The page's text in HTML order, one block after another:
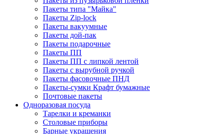
Пакеты типа "Майка"
Пакеты Zip-lock
Пакеты вакуумные
Пакеты дой-пак
Пакеты подарочные
Пакеты ПП
Пакеты ПП с липкой лентой
Пакеты с вырубной ручкой
Пакеты фасовочные ПНД
Пакеты-сумки Крафт бумажные
Почтовые пакеты
Одноразовая посуда
Тарелки и креманки
Столовые приборы
Барные украшения